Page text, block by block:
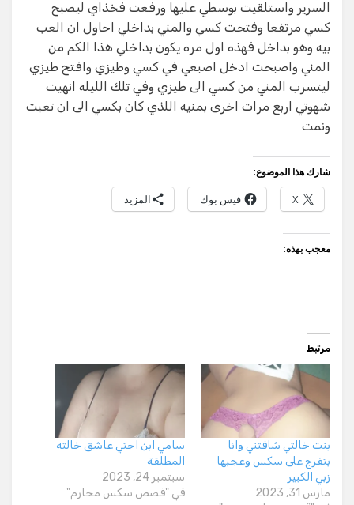
السرير واستلقيت بوسطي عليها ورفعت فخذاي ليصبح
كسي مرتفعا وفتحت كسي والمني بداخلي احاول ان العب
بيه وهو بداخل فهذه اول مره يكون بداخلي هذا الكم من
المني واصبحت ادخل اصبعي في كسي وطيزي وافتح طيزي
ليتسرب المني من كسي الى طيزي وفي تلك الليله انهيت
شهوتي اربع مرات اخرى بمنيه اللذي كان بكسي الى ان تعبت
ونمت
شارك هذا الموضوع:
X فيس بوك المزيد
معجب بهذه:
مرتبط
بنت خالتي شافتني وانا
بتفرج على سكس وعجبها
زبي الكبير
مارس 31, 2023
سامي ابن اختي عاشق خالته
المطلقة
سبتمبر 24, 2023
في "قصص سكس محارم"